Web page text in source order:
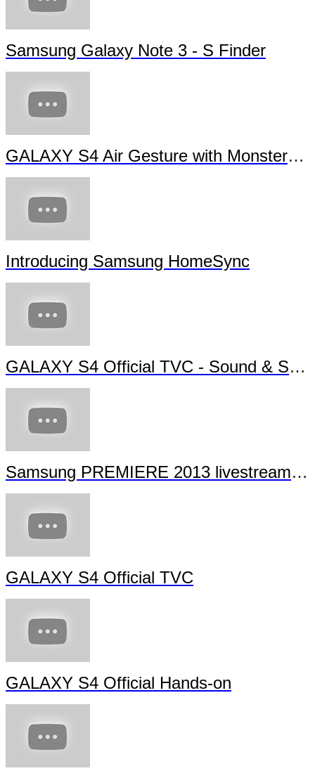
Samsung Galaxy Note 3 - S Finder
GALAXY S4 Air Gesture with Monsters University
Introducing Samsung HomeSync
GALAXY S4 Official TVC - Sound & Shot
Samsung PREMIERE 2013 livestream (full length)
GALAXY S4 Official TVC
GALAXY S4 Official Hands-on